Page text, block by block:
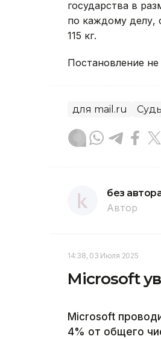
государства в
по каждому делу,
115 кг.
Постановление
для mail.ru
без
Автор
14:38, 03 Июля 2025
Microsoft
Microsoft
4% от общего